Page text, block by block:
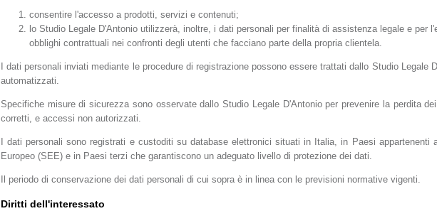
consentire l'accesso a prodotti, servizi e contenuti;
lo Studio Legale D'Antonio utilizzerà, inoltre, i dati personali per finalità di assistenza legale e per
obblighi contrattuali nei confronti degli utenti che facciano parte della propria clientela.
I dati personali inviati mediante le procedure di registrazione possono essere trattati dallo Studio Legale
automatizzati.
Specifiche misure di sicurezza sono osservate dallo Studio Legale D'Antonio per prevenire la perdita
corretti, e accessi non autorizzati.
I dati personali sono registrati e custoditi su database elettronici situati in Italia, in Paesi appartenenti
Europeo (SEE) e in Paesi terzi che garantiscono un adeguato livello di protezione dei dati.
Il periodo di conservazione dei dati personali di cui sopra è in linea con le previsioni normative vigenti.
Diritti dell'interessato